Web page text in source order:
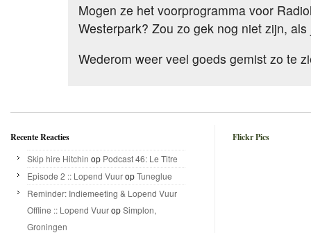
Mogen ze het voorprogramma voor
Westerpark? Zou zo gek nog niet zijn,
Wederom weer veel goeds gemist zo te
Recente Reacties
Skip hire Hitchin op Podcast 46: Le Titre
Episode 2 :: Lopend VuuropTuneglue
Reminder: Indiemeeting & Lopend Vuur
Offline :: Lopend VuuropSimplon,
Groningen
Flickr Pics